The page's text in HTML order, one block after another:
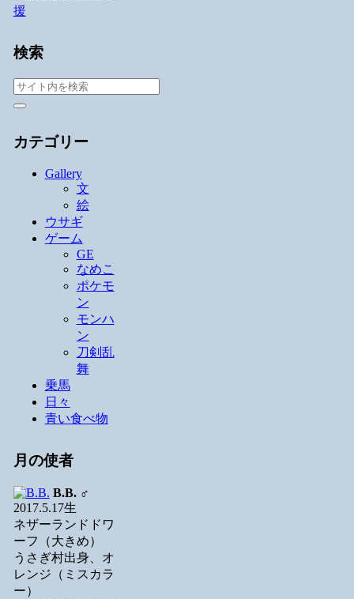
検索
カテゴリー
Gallery
文
絵
ウサギ
ゲーム
GE
なめこ
ポケモ
ン
モンハ
ン
刀剣乱
舞
乗馬
日々
青い食べ物
月の使者
B.B.♂
2017.5.17生
ネザーランドドワ
ーフ（大きめ）
うさぎ村出身、オ
レンジ（ミスカラ
ー）